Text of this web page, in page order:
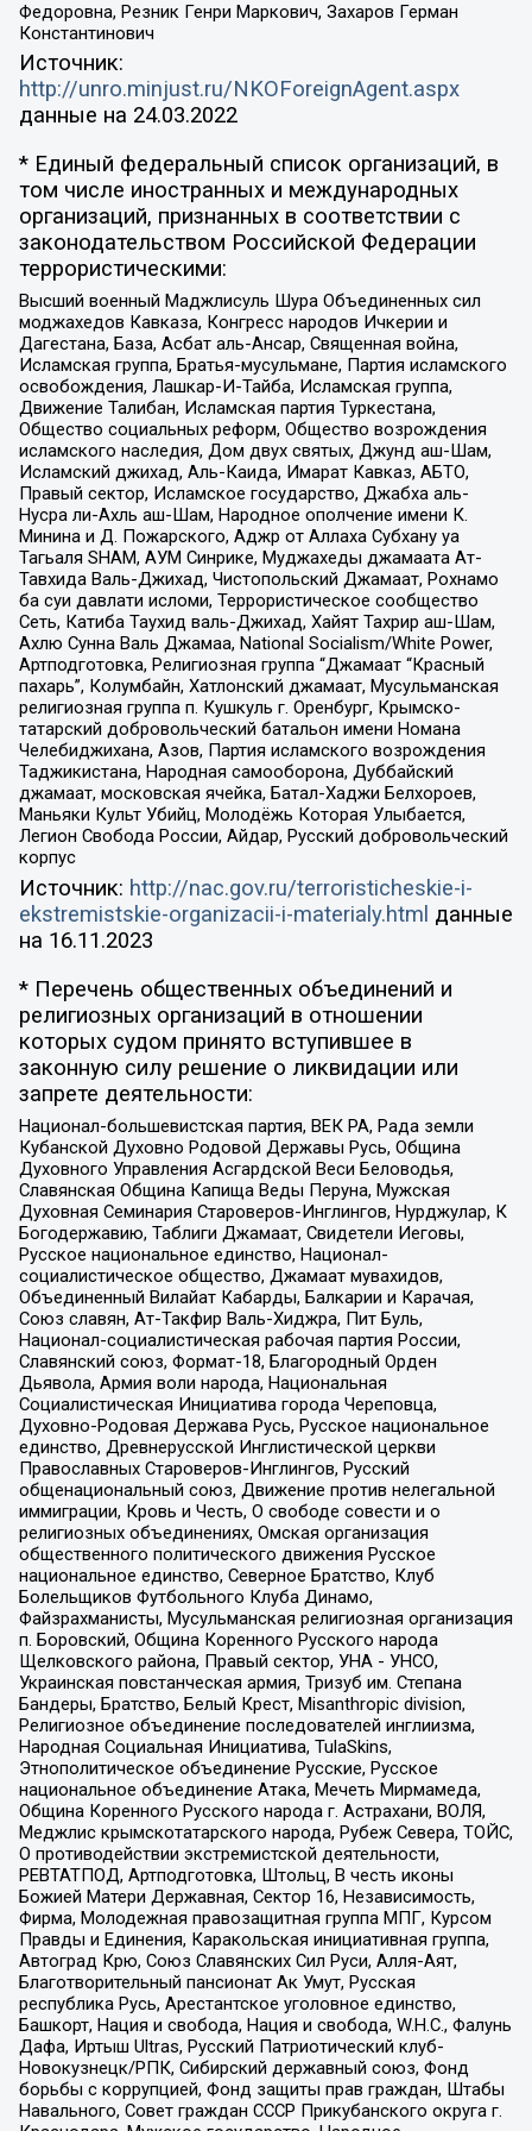
Федоровна, Резник Генри Маркович, Захаров Герман
Константинович
Источник:
http://unro.minjust.ru/NKOForeignAgent.aspx
данные на 24.03.2022
* Единый федеральный список организаций, в
том числе иностранных и международных
организаций, признанных в соответствии с
законодательством Российской Федерации
террористическими:
Высший военный Маджлисуль Шура Объединенных сил
моджахедов Кавказа, Конгресс народов Ичкерии и
Дагестана, База, Асбат аль-Ансар, Священная война,
Исламская группа, Братья-мусульмане, Партия исламского
освобождения, Лашкар-И-Тайба, Исламская группа,
Движение Талибан, Исламская партия Туркестана,
Общество социальных реформ, Общество возрождения
исламского наследия, Дом двух святых, Джунд аш-Шам,
Исламский джихад, Аль-Каида, Имарат Кавказ, АБТО,
Правый сектор, Исламское государство, Джабха аль-
Нусра ли-Ахль аш-Шам, Народное ополчение имени К.
Минина и Д. Пожарского, Аджр от Аллаха Субхану уа
Тагьаля SHAM, АУМ Синрике, Муджахеды джамаата Ат-
Тавхида Валь-Джихад, Чистопольский Джамаат, Рохнамо
ба суи давлати исломи, Террористическое сообщество
Сеть, Катиба Таухид валь-Джихад, Хайят Тахрир аш-Шам,
Ахлю Сунна Валь Джамаа, National Socialism/White Power,
Артподготовка, Религиозная группа “Джамаат “Красный
пахарь”, Колумбайн, Хатлонский джамаат, Мусульманская
религиозная группа п. Кушкуль г. Оренбург, Крымско-
татарский добровольческий батальон имени Номана
Челебиджихана, Азов, Партия исламского возрождения
Таджикистана, Народная самооборона, Дуббайский
джамаат, московская ячейка, Батал-Хаджи Белхороев,
Маньяки Культ Убийц, Молодёжь Которая Улыбается,
Легион Свобода России, Айдар, Русский добровольческий
корпус
Источник: http://nac.gov.ru/terroristicheskie-i-
ekstremistskie-organizacii-i-materialy.html данные
на 16.11.2023
* Перечень общественных объединений и
религиозных организаций в отношении
которых судом принято вступившее в
законную силу решение о ликвидации или
запрете деятельности:
Национал-большевистская партия, ВЕК РА, Рада земли
Кубанской Духовно Родовой Державы Русь, Община
Духовного Управления Асгардской Веси Беловодья,
Славянская Община Капища Веды Перуна, Мужская
Духовная Семинария Староверов-Инглингов, Нурджулар, К
Богодержавию, Таблиги Джамаат, Свидетели Иеговы,
Русское национальное единство, Национал-
социалистическое общество, Джамаат мувахидов,
Объединенный Вилайат Кабарды, Балкарии и Карачая,
Союз славян, Ат-Такфир Валь-Хиджра, Пит Буль,
Национал-социалистическая рабочая партия России,
Славянский союз, Формат-18, Благородный Орден
Дьявола, Армия воли народа, Национальная
Социалистическая Инициатива города Череповца,
Духовно-Родовая Держава Русь, Русское национальное
единство, Древнерусской Инглистической церкви
Православных Староверов-Инглингов, Русский
общенациональный союз, Движение против нелегальной
иммиграции, Кровь и Честь, О свободе совести и о
религиозных объединениях, Омская организация
общественного политического движения Русское
национальное единство, Северное Братство, Клуб
Болельщиков Футбольного Клуба Динамо,
Файзрахманисты, Мусульманская религиозная организация
п. Боровский, Община Коренного Русского народа
Щелковского района, Правый сектор, УНА - УНСО,
Украинская повстанческая армия, Тризуб им. Степана
Бандеры, Братство, Белый Крест, Misanthropic division,
Религиозное объединение последователей инглиизма,
Народная Социальная Инициатива, TulaSkins,
Этнополитическое объединение Русские, Русское
национальное объединение Атака, Мечеть Мирмамеда,
Община Коренного Русского народа г. Астрахани, ВОЛЯ,
Меджлис крымскотатарского народа, Рубеж Севера, ТОЙС,
О противодействии экстремистской деятельности,
РЕВТАТПОД, Артподготовка, Штольц, В честь иконы
Божией Матери Державная, Сектор 16, Независимость,
Фирма, Молодежная правозащитная группа МПГ, Курсом
Правды и Единения, Каракольская инициативная группа,
Автоград Крю, Союз Славянских Сил Руси, Алля-Аят,
Благотворительный пансионат Ак Умут, Русская
республика Русь, Арестантское уголовное единство,
Башкорт, Нация и свобода, Нация и свобода, W.H.С., Фалунь
Дафа, Иртыш Ultras, Русский Патриотический клуб-
Новокузнецк/РПК, Сибирский державный союз, Фонд
борьбы с коррупцией, Фонд защиты прав граждан, Штабы
Навального, Совет граждан СССР Прикубанского округа г.